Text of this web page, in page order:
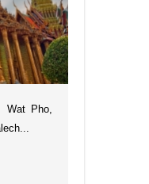
Wat Pho,